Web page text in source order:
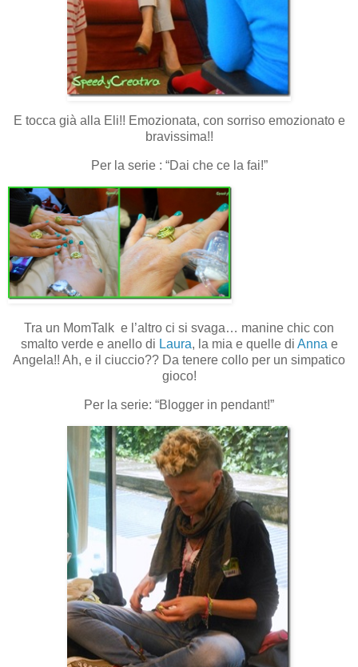
E tocca già alla Eli!! Emozionata, con sorriso emozionato e
bravissima!!
Per la serie : “Dai che ce la fai!”
Tra un MomTalk e l’altro ci si svaga… manine chic con
smalto verde e anello di Laura, la mia e quelle di Anna e
Angela!! Ah, e il ciuccio?? Da tenere collo per un simpatico
gioco!
Per la serie: “Blogger in pendant!”